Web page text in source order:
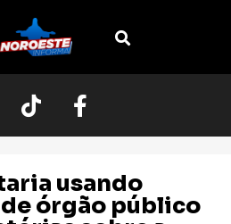
usando
órgão público